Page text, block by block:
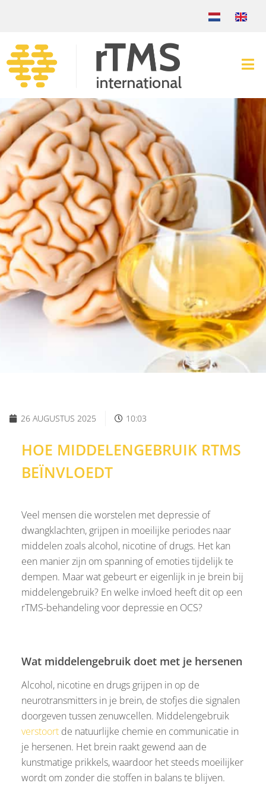
26 AUGUSTUS 2025 10:03
HOE MIDDELENGEBRUIK RTMS
BEÏNVLOEDT
Veel mensen die worstelen met depressie of
dwangklachten, grijpen in moeilijke periodes naar
middelen zoals alcohol, nicotine of drugs. Het kan
een manier zijn om spanning of emoties tijdelijk te
dempen. Maar wat gebeurt er eigenlijk in je brein bij
middelengebruik? En welke invloed heeft dit op een
rTMS-behandeling voor depressie en OCS?
Wat middelengebruik doet met je hersenen
Alcohol, nicotine en drugs grijpen in op de
neurotransmitters in je brein, de stofjes die signalen
doorgeven tussen zenuwcellen. Middelengebruik
verstoort de natuurlijke chemie en communicatie in
je hersenen. Het brein raakt gewend aan de
kunstmatige prikkels, waardoor het steeds moeilijker
wordt om zonder die stoffen in balans te blijven.